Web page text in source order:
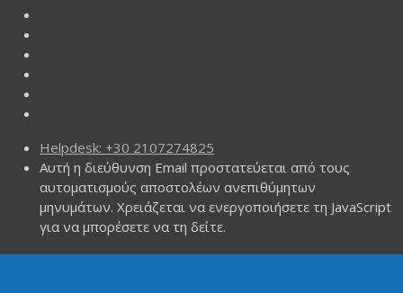
Helpdesk: +30 2107274825
Αυτή η διεύθυνση Email προστατεύεται από τους
αυτοματισμούς αποστολέων ανεπιθύμητων
μηνυμάτων. Χρειάζεται να ενεργοποιήσετε τη JavaScript
για να μπορέσετε να τη δείτε.